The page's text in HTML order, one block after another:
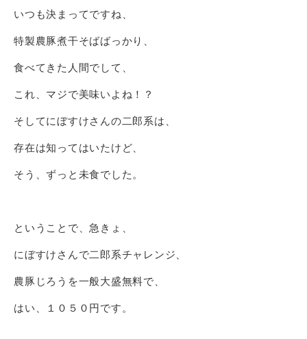
いつも決まってですね、
特製農豚煮干そばばっかり、
食べてきた人間でして、
これ、マジで美味いよね！？
そしてにぼすけさんの二郎系は、
存在は知ってはいたけど、
そう、ずっと未食でした。
ということで、急きょ、
にぼすけさんで二郎系チャレンジ、
農豚じろうを一般大盛無料で、
はい、１０５０円です。